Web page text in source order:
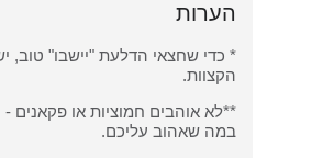
הערות
* כדי שחצאי הדלעת "יישבו" טוב,
הקצוות.
**לא אוהבים חמוציות או פקאנים -
במה שאהוב עליכם.